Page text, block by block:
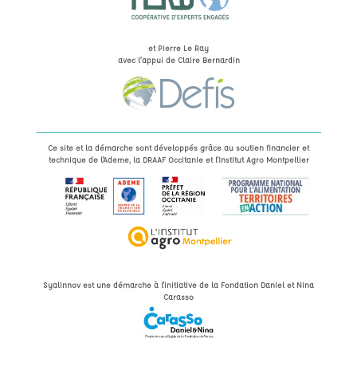
et Pierre Le Ray
avec l’appui de Claire Bernardin
Ce site et la démarche sont développés grâce au soutien financier et
technique de l'Ademe, la DRAAF Occitanie et l'Institut Agro Montpellier
Syalinnov est une démarche à l'initiative de la Fondation Daniel et Nina
Carasso